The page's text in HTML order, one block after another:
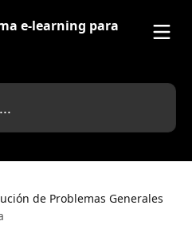
de Problemas Generales